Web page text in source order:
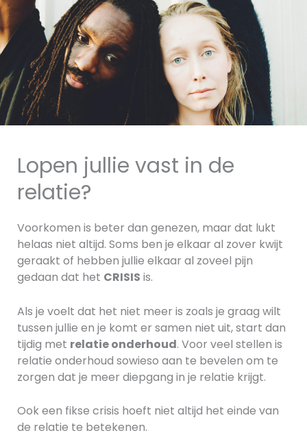
Lopen jullie vast in de
relatie?
Voorkomen is beter dan genezen, maar dat lukt
helaas niet altijd. Soms ben je elkaar al zover kwijt
geraakt of hebben jullie elkaar al zoveel pijn
gedaan dat het CRISIS is.
Als je voelt dat het niet meer is zoals je graag wilt
tussen jullie en je komt er samen niet uit, start dan
tijdig met relatie onderhoud. Voor veel stellen is
relatie onderhoud sowieso aan te bevelen om te
zorgen dat je meer diepgang in je relatie krijgt.
Ook een fikse crisis hoeft niet altijd het einde van
de relatie te betekenen.